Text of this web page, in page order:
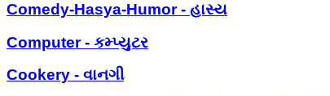
Comedy-Hasya-Humor - હાસ્ય
Computer - કમ્પ્યુટર
Cookery - વાનગી